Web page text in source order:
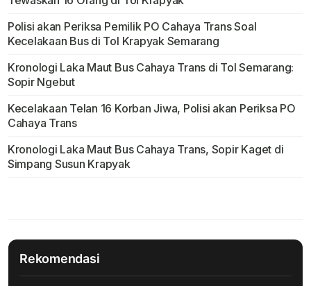
Polisi akan Periksa Pemilik PO Cahaya Trans Soal
Kecelakaan Bus di Tol Krapyak Semarang
Kronologi Laka Maut Bus Cahaya Trans di Tol Semarang:
Sopir Ngebut
Kecelakaan Telan 16 Korban Jiwa, Polisi akan Periksa PO
Cahaya Trans
Kronologi Laka Maut Bus Cahaya Trans, Sopir Kaget di
Simpang Susun Krapyak
Rekomendasi